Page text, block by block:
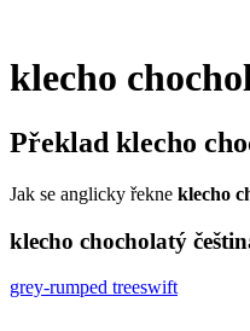
klecho
Překlad klecho
Jak se anglicky řekne klecho
klecho chocholatý
grey-rumped treeswift